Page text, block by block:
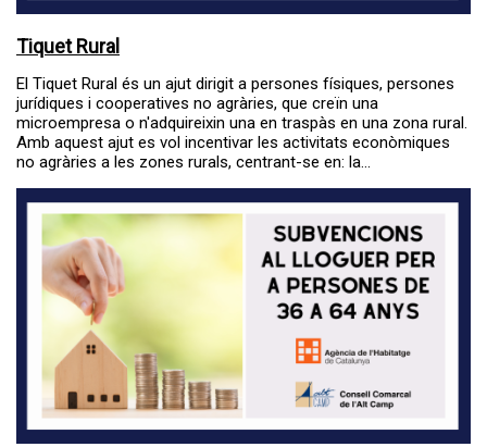
Tiquet Rural
El Tiquet Rural és un ajut dirigit a persones físiques, persones
jurídiques i cooperatives no agràries, que creïn una
microempresa o n'adquireixin una en traspàs en una zona rural.
Amb aquest ajut es vol incentivar les activitats econòmiques
no agràries a les zones rurals, centrant-se en: la...